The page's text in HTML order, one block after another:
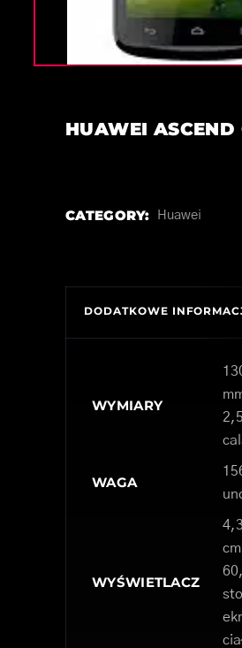
HUAWEI ASCEND
CATEGORY: Huawei
DODATKOWE
WYMIARY
WAGA
WYŚWIETLACZ